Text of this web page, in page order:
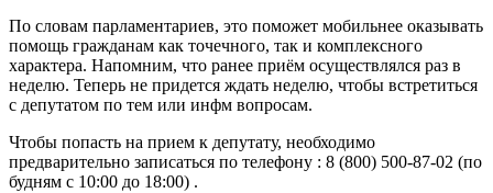
По словам парламентариев, это поможет мобильнее оказывать
помощь гражданам как точечного, так и комплексного
характера. Напомним, что ранее приём осуществлялся раз в
неделю. Теперь не придется ждать неделю, чтобы встретиться
с депутатом по тем или инфм вопросам.
Чтобы попасть на прием к депутату, необходимо
предварительно записаться по телефону : 8 (800) 500-87-02 (по
будням с 10:00 до 18:00) .